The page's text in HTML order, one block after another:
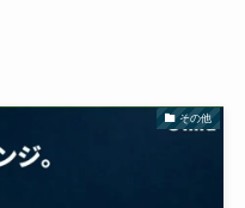
その他